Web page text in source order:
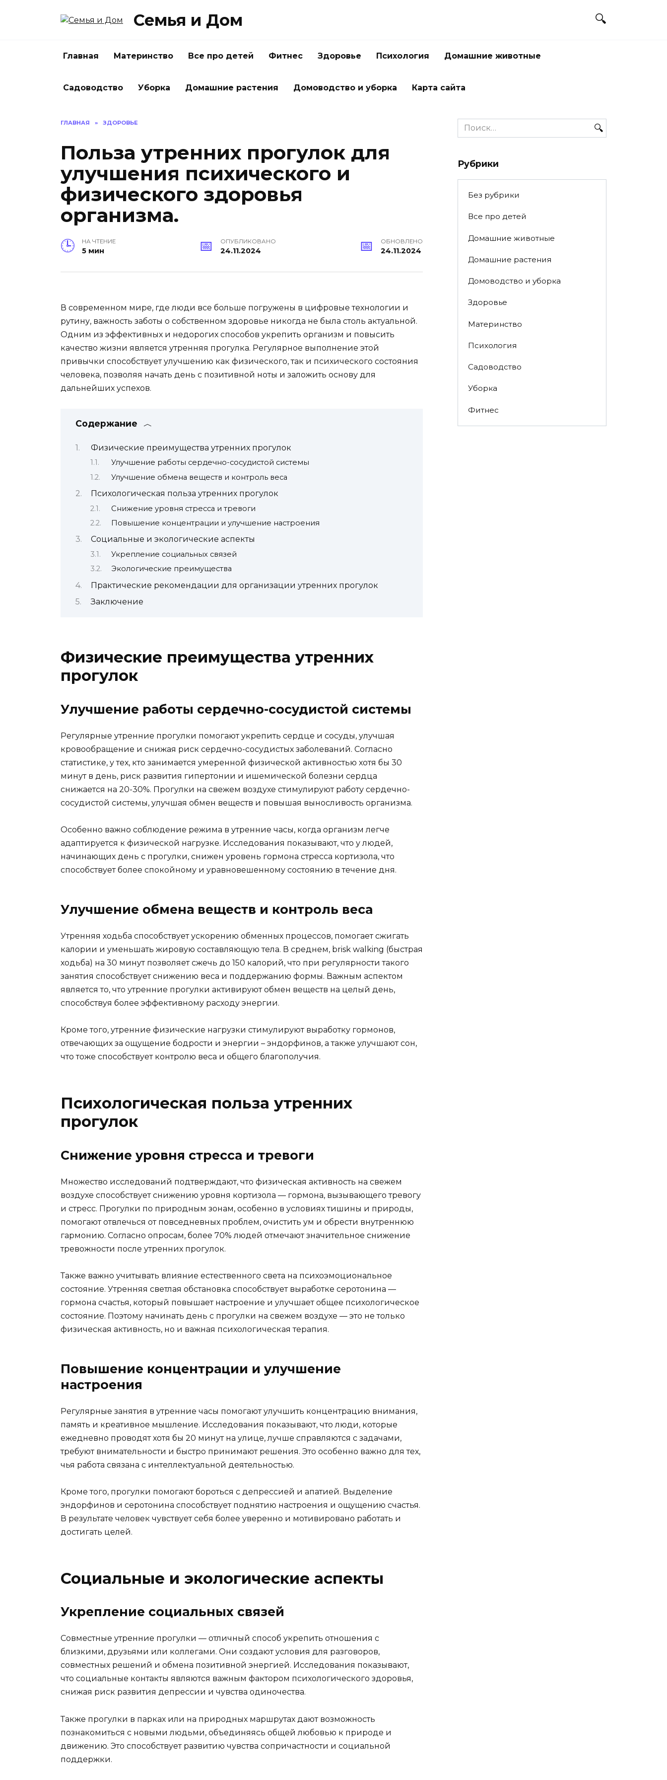
Семья и Дом
Главная Материнство Все про детей Фитнес Здоровье Психология Домашние животные
Садоводство Уборка Домашние растения Домоводство и уборка Карта сайта
ГЛАВНАЯ » ЗДОРОВЬЕ
Польза утренних прогулок для
улучшения психического и
физического здоровья
организма.
НА ЧТЕНИЕ
5 мин
ОПУБЛИКОВАНО
24.11.2024
ОБНОВЛЕНО
24.11.2024
В современном мире, где люди все больше погружены в цифровые технологии и
рутину, важность заботы о собственном здоровье никогда не была столь актуальной.
Одним из эффективных и недорогих способов укрепить организм и повысить
качество жизни является утренняя прогулка. Регулярное выполнение этой
привычки способствует улучшению как физического, так и психического состояния
человека, позволяя начать день с позитивной ноты и заложить основу для
дальнейших успехов.
Содержание
Физические преимущества утренних прогулок
Улучшение работы сердечно-сосудистой системы
Улучшение обмена веществ и контроль веса
Психологическая польза утренних прогулок
Снижение уровня стресса и тревоги
Повышение концентрации и улучшение настроения
Социальные и экологические аспекты
Укрепление социальных связей
Экологические преимущества
Практические рекомендации для организации утренних прогулок
Заключение
Физические преимущества утренних
прогулок
Улучшение работы сердечно-сосудистой системы
Регулярные утренние прогулки помогают укрепить сердце и сосуды, улучшая
кровообращение и снижая риск сердечно-сосудистых заболеваний. Согласно
статистике, у тех, кто занимается умеренной физической активностью хотя бы 30
минут в день, риск развития гипертонии и ишемической болезни сердца
снижается на 20-30%. Прогулки на свежем воздухе стимулируют работу сердечно-
сосудистой системы, улучшая обмен веществ и повышая выносливость организма.
Особенно важно соблюдение режима в утренние часы, когда организм легче
адаптируется к физической нагрузке. Исследования показывают, что у людей,
начинающих день с прогулки, снижен уровень гормона стресса кортизола, что
способствует более спокойному и уравновешенному состоянию в течение дня.
Улучшение обмена веществ и контроль веса
Утренняя ходьба способствует ускорению обменных процессов, помогает сжигать
калории и уменьшать жировую составляющую тела. В среднем, brisk walking (быстрая
ходьба) на 30 минут позволяет сжечь до 150 калорий, что при регулярности такого
занятия способствует снижению веса и поддержанию формы. Важным аспектом
является то, что утренние прогулки активируют обмен веществ на целый день,
способствуя более эффективному расходу энергии.
Кроме того, утренние физические нагрузки стимулируют выработку гормонов,
отвечающих за ощущение бодрости и энергии – эндорфинов, а также улучшают сон,
что тоже способствует контролю веса и общего благополучия.
Психологическая польза утренних
прогулок
Снижение уровня стресса и тревоги
Множество исследований подтверждают, что физическая активность на свежем
воздухе способствует снижению уровня кортизола — гормона, вызывающего тревогу
и стресс. Прогулки по природным зонам, особенно в условиях тишины и природы,
помогают отвлечься от повседневных проблем, очистить ум и обрести внутреннюю
гармонию. Согласно опросам, более 70% людей отмечают значительное снижение
тревожности после утренних прогулок.
Также важно учитывать влияние естественного света на психоэмоциональное
состояние. Утренняя светлая обстановка способствует выработке серотонина —
гормона счастья, который повышает настроение и улучшает общее психологическое
состояние. Поэтому начинать день с прогулки на свежем воздухе — это не только
физическая активность, но и важная психологическая терапия.
Повышение концентрации и улучшение
настроения
Регулярные занятия в утренние часы помогают улучшить концентрацию внимания,
память и креативное мышление. Исследования показывают, что люди, которые
ежедневно проводят хотя бы 20 минут на улице, лучше справляются с задачами,
требуют внимательности и быстро принимают решения. Это особенно важно для тех,
чья работа связана с интеллектуальной деятельностью.
Кроме того, прогулки помогают бороться с депрессией и апатией. Выделение
эндорфинов и серотонина способствует поднятию настроения и ощущению счастья.
В результате человек чувствует себя более уверенно и мотивировано работать и
достигать целей.
Социальные и экологические аспекты
Укрепление социальных связей
Совместные утренние прогулки — отличный способ укрепить отношения с
близкими, друзьями или коллегами. Они создают условия для разговоров,
совместных решений и обмена позитивной энергией. Исследования показывают,
что социальные контакты являются важным фактором психологического здоровья,
снижая риск развития депрессии и чувства одиночества.
Также прогулки в парках или на природных маршрутах дают возможность
познакомиться с новыми людьми, объединяясь общей любовью к природе и
движению. Это способствует развитию чувства сопричастности и социальной
поддержки.
Search
for:
Рубрики
Без рубрики
Все про детей
Домашние животные
Домашние растения
Домоводство и уборка
Здоровье
Материнство
Психология
Садоводство
Уборка
Фитнес